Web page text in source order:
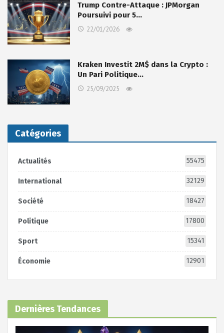
Trump Contre-Attaque : JPMorgan
Poursuivi pour 5…
22/01/2026
Kraken Investit 2M$ dans la Crypto :
Un Pari Politique…
25/09/2025
Catégories
Actualités 55475
International 32129
Société 18427
Politique 17800
Sport 15341
Économie 12901
Dernières Tendances